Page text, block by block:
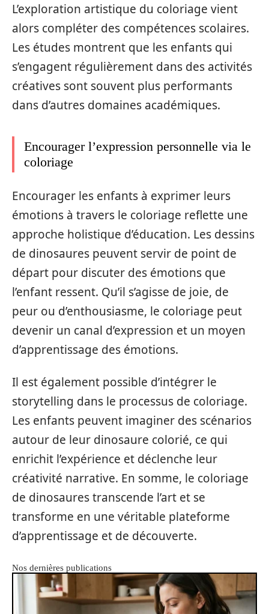
L’exploration artistique du coloriage vient
alors compléter des compétences scolaires.
Les études montrent que les enfants qui
s’engagent régulièrement dans des activités
créatives sont souvent plus performants
dans d’autres domaines académiques.
Encourager l’expression personnelle via le
coloriage
Encourager les enfants à exprimer leurs
émotions à travers le coloriage reflette une
approche holistique d’éducation. Les dessins
de dinosaures peuvent servir de point de
départ pour discuter des émotions que
l’enfant ressent. Qu’il s’agisse de joie, de
peur ou d’enthousiasme, le coloriage peut
devenir un canal d’expression et un moyen
d’apprentissage des émotions.
Il est également possible d’intégrer le
storytelling dans le processus de coloriage.
Les enfants peuvent imaginer des scénarios
autour de leur dinosaure colorié, ce qui
enrichit l’expérience et déclenche leur
créativité narrative. En somme, le coloriage
de dinosaures transcende l’art et se
transforme en une véritable plateforme
d’apprentissage et de découverte.
Nos dernières publications